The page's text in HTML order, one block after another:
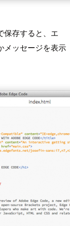
保存すると、エ
メッセージを表示